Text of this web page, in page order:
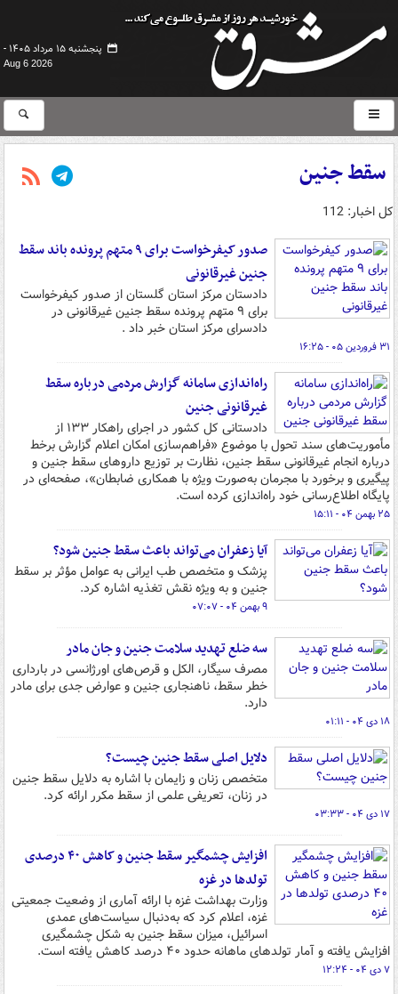
پنجشنبه ۱۵ مرداد ۱۴۰۵ -
Aug 6 2026
سقط جنین
کل اخبار: 112
صدور کیفرخواست برای ۹ متهم پرونده باند سقط
جنین غیرقانونی
دادستان مرکز استان گلستان از صدور کیفرخواست
برای ۹ متهم پرونده سقط جنین غیرقانونی در
دادسرای مرکز استان خبر داد .
۳۱ فروردین ۰۵ - ۱۶:۲۵
راه‌اندازی سامانه گزارش مردمی درباره سقط
غیرقانونی جنین
دادستانی کل کشور در اجرای راهکار ۱۳۳ از
مأموریت‌های سند تحول با موضوع «فراهم‌سازی امکان اعلام گزارش برخط
درباره انجام غیرقانونی سقط جنین، نظارت بر توزیع داروهای سقط جنین و
پیگیری و برخورد با مجرمان به‌صورت ویژه با همکاری ضابطان»، صفحه‌ای در
پایگاه اطلاع‌رسانی خود راه‌اندازی کرده است.
۲۵ بهمن ۰۴ - ۱۵:۱۱
آیا زعفران می‌تواند باعث سقط جنین شود؟
پزشک و متخصص طب ایرانی به عوامل مؤثر بر سقط
جنین و به ویژه نقش تغذیه اشاره کرد.
۹ بهمن ۰۴ - ۰۷:۰۷
سه ضلع تهدید سلامت جنین و جان مادر
مصرف سیگار، الکل و قرص‌های اورژانسی در بارداری
خطر سقط، ناهنجاری جنین و عوارض جدی برای مادر
دارد.
۱۸ دی ۰۴ - ۰۱:۱۱
دلایل اصلی سقط جنین چیست؟
متخصص زنان و زایمان با اشاره به دلایل سقط جنین
در زنان، تعریفی علمی از سقط مکرر ارائه کرد.
۱۷ دی ۰۴ - ۰۳:۳۳
افزایش چشمگیر سقط جنین و کاهش ۴۰ درصدی
تولدها در غزه
وزارت بهداشت غزه با ارائه آماری از وضعیت جمعیتی
غزه، اعلام کرد که به‌دنبال سیاست‌های عمدی
اسرائیل، میزان سقط جنین به شکل چشمگیری
افزایش یافته و آمار تولدهای ماهانه حدود ۴۰ درصد کاهش یافته است.
۷ دی ۰۴ - ۱۲:۲۴